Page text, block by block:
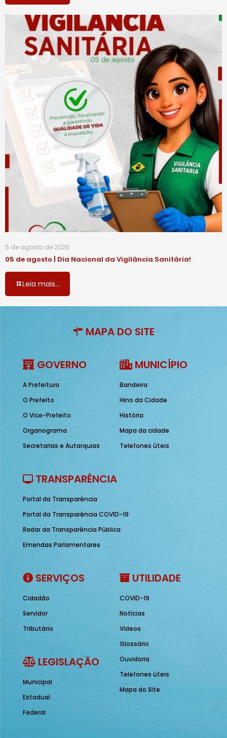
5 de agosto de 2026
05 de agosto | Dia Nacional da Vigilância Sanitária!
Leia mais...
MAPA DO SITE
GOVERNO
A Prefeitura
O Prefeito
O Vice-Prefeito
Organograma
Secretarias e Autarquias
MUNICÍPIO
Bandeira
Hino da Cidade
História
Mapa da cidade
Telefones úteis
TRANSPARÊNCIA
Portal da Transparência
Portal da Transparência COVID-19
Radar da Transparência Pública
Emendas Parlamentares
SERVIÇOS
Cidadão
Servidor
Tributário
LEGISLAÇÃO
Municipal
Estadual
Federal
UTILIDADE
COVID-19
Notícias
Vídeos
Glossário
Ouvidoria
Telefones úteis
Mapa do Site